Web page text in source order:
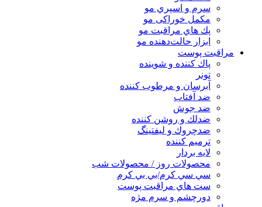
سرم و اسپري مو
مكمل خوراكی مو
پك هاي مراقبت مو
ابزار حالت‌دهنده مو
مراقبت پوست
پاك كننده و شوينده
تونر
آبرسان و مرطوب كننده
ضد آفتاب
ضد جوش
ضدلك و روشن كننده
ضدچروك و ليفتينگ
ترميم كننده
لايه بردار
محصولات روز / محصولات شب
سي سي كرم/بي بي كرم
ست هاي مراقبت پوست
دورچشم و سرم مژه